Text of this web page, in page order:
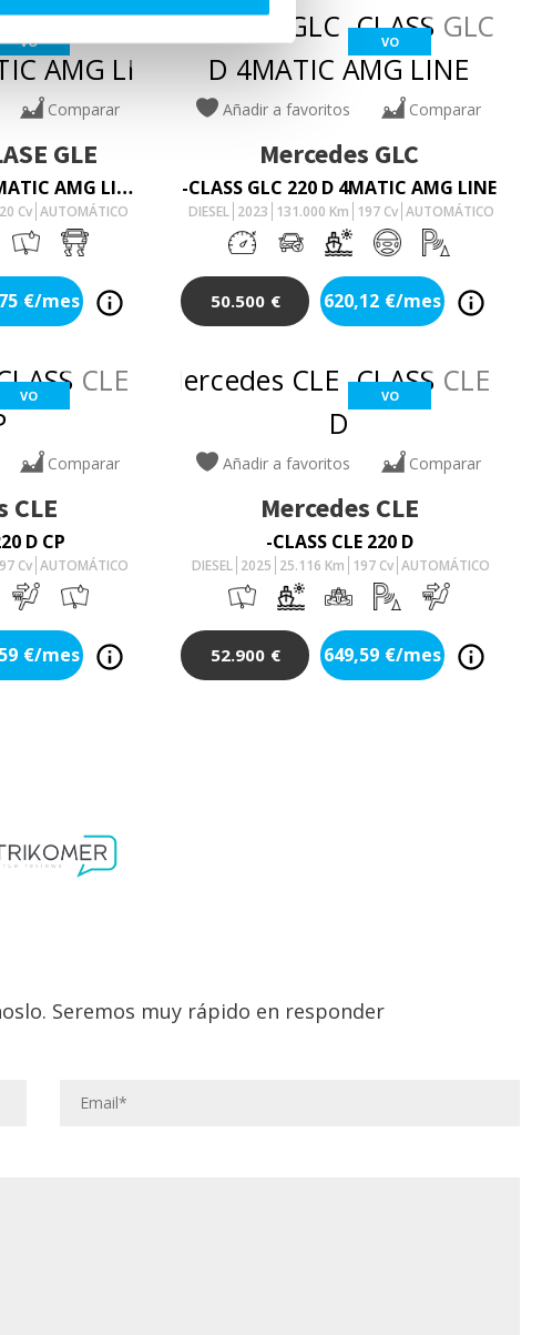
VO
Comparar
GLE
-CLASS GLE 350 DE 4MATIC AMG LINE
Cv AUTOMÁTICO
€/mes
VO
Añadir a favoritos Comparar
Mercedes GLC
-CLASS GLC 220 D 4MATIC AMG LINE
DIESEL 2023 131.000 Km 197Cv AUTOMÁTICO
50.500 € 620,12 €/mes
VO
Comparar
CLE
D CP
Cv AUTOMÁTICO
€/mes
VO
Añadir a favoritos Comparar
Mercedes CLE
-CLASS CLE 220 D
DIESEL 2025 25.116 Km 197 Cv AUTOMÁTICO
52.900 € 649,59 €/mes
Seremos muy rápido en responder